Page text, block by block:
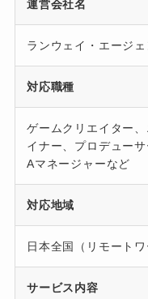
運営会社名
ランウェイ・エージ
対応職種
ゲームクリエイター
イナー、プロデュー
Aマネージャーなど
対応地域
日本全国（リモートワ
サービス内容